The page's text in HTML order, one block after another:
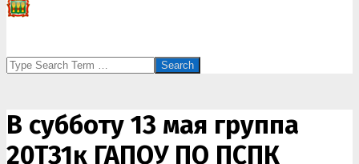
Search
В субботу 13 мая группа
20Т31к ГАПОУ ПО ПСПК